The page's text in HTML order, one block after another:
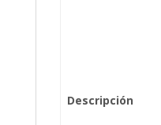
Descripción